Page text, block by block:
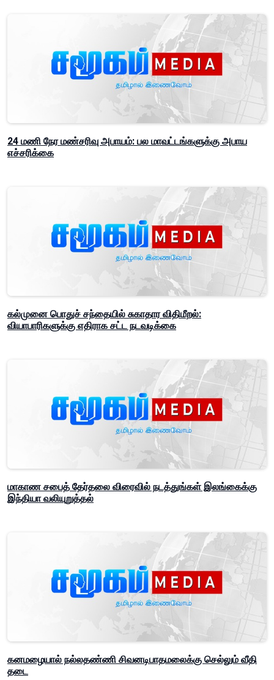
24 மணி நேர மண்சரிவு அபாயம்: பல மாவட்டங்களுக்கு அபாய
எச்சரிக்கை
கல்முனை பொதுச் சந்தையில் சுகாதார விதிமீறல்:
வியாபாரிகளுக்கு எதிராக சட்ட நடவடிக்கை
மாகாண சபைத் தேர்தலை விரைவில் நடத்துங்கள் இலங்கைக்கு
இந்தியா வலியுறுத்தல்
கனமழையால் நல்லதண்ணி சிவனடிபாதமலைக்கு செல்லும் வீதி
தடை